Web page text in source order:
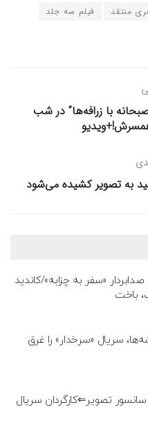
منتقد
فیلم سه جلد
با زرافه‌ها” در شب
به تصویر کشیده می‌شود
«سفر به چزابه»/کاندید
باخت
سریال «سرخدار» را غرق
تصویر⇐کارگردان سریال